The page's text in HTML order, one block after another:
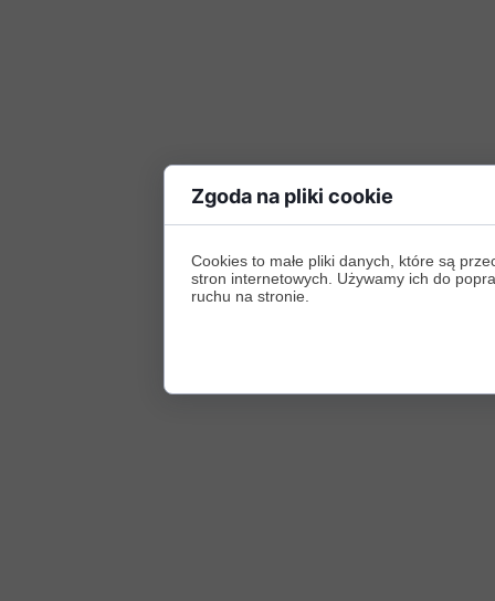
Zgoda na pliki cookie
Cookies to małe pliki danych, które są
stron internetowych. Używamy ich do
ruchu na stronie.